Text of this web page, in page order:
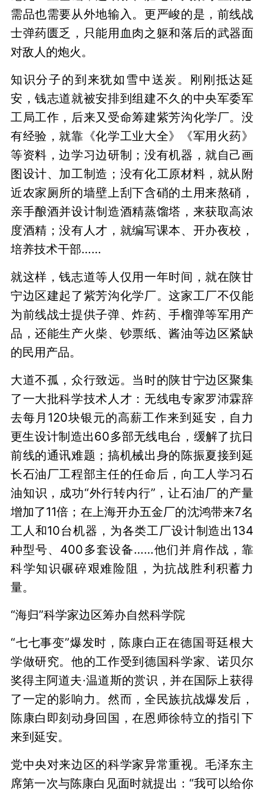
需品也需要从外地输入。更严峻的是，前线战
士弹药匮乏，只能用血肉之躯和落后的武器面
对敌人的炮火。
知识分子的到来犹如雪中送炭。刚刚抵达延
安，钱志道就被安排到组建不久的中央军委军
工局工作，后来又受命筹建紫芳沟化学厂。没
有经验，就靠《化学工业大全》《军用火药》
等资料，边学习边研制；没有机器，就自己画
图设计、加工制造；没有化工原材料，就从附
近农家厕所的墙壁上刮下含硝的土用来熬硝，
亲手酿酒并设计制造酒精蒸馏塔，来获取高浓
度酒精；没有人才，就编写课本、开办夜校，
培养技术干部……
就这样，钱志道等人仅用一年时间，就在陕甘
宁边区建起了紫芳沟化学厂。这家工厂不仅能
为前线战士提供子弹、炸药、手榴弹等军用产
品，还能生产火柴、钞票纸、酱油等边区紧缺
的民用产品。
大道不孤，众行致远。当时的陕甘宁边区聚集
了一大批科学技术人才：无线电专家罗沛霖辞
去每月120块银元的高薪工作来到延安，自力
更生设计制造出60多部无线电台，缓解了抗日
前线的通讯难题；搞机械出身的陈振夏接到延
长石油厂工程部主任的任命后，向工人学习石
油知识，成功“外行转内行”，让石油厂的产量
增加了11倍；在上海开办五金厂的沈鸿带来7名
工人和10台机器，为各类工厂设计制造出134
种型号、400多套设备……他们并肩作战，靠
科学知识碾碎艰难险阻，为抗战胜利积蓄力
量。
“海归”科学家边区筹办自然科学院
“七七事变”爆发时，陈康白正在德国哥廷根大
学做研究。他的工作受到德国科学家、诺贝尔
奖得主阿道夫·温道斯的赏识，并在国际上获得
了一定的影响力。然而，全民族抗战爆发后，
陈康白即刻动身回国，在恩师徐特立的指引下
来到延安。
党中央对来边区的科学家异常重视。毛泽东主
席第一次与陈康白见面时就提出：“我可以给你